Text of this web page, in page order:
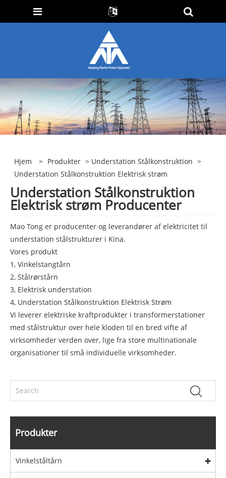
Hjem > Produkter > Understation Stålkonstruktion >
Understation Stålkonstruktion Elektrisk strøm
Understation Stålkonstruktion
Elektrisk strøm Producenter
Mao Tong er producenter og leverandører af elektricitet til
understation stålstrukturer i Kina.
Vores produkt
1, Vinkelstangtårn
2, Stålrørstårn
3, Elektrisk understation
4, Understation Stålkonstruktion Elektrisk Strøm
Vi leverer elektriske kraftprodukter i transformerstationer
med stålstruktur over hele kloden til en bred vifte af
virksomheder verden over, lige fra store multinationale
organisationer til små individuelle virksomheder.
Produkter
Vinkelståltårn